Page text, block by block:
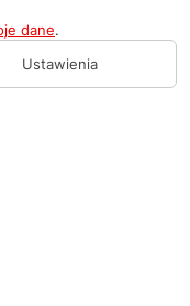
dane.
Ustawienia